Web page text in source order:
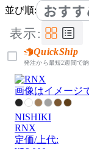
並び順: おす
表示:
QuickShip
発注から最短2週間で
画像はイメージ
NISHIKI
RNX
定価/上代: